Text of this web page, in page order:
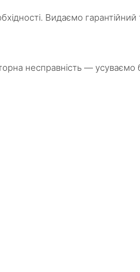
Видаємо гарантійний
несправність —